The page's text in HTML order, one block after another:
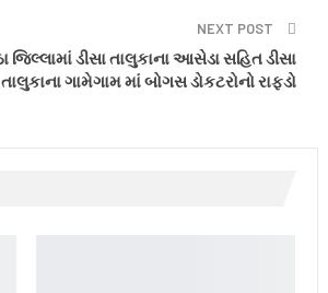
NEXT POST
જિલ્લામાં ડીસા તાલુકાના આસેડા સહિત ડીસા
તાલુકાના ગામેગામ માં બોગસ ડોકટરોનો રાફડો